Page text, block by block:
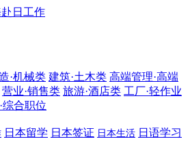
·机械类 建筑·土木类 高端管理·高端
营业·销售类 旅游·酒店类 工厂·轻作业
综合职位
日本留学 日本签证 日本生活 日语学习